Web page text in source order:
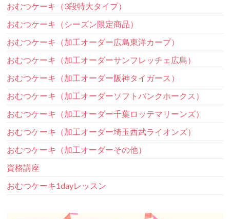
おむつケーキ（3段特大タイプ）
おむつケーキ（シーズン限定商品）
おむつケーキ（加工オーダー広島東洋カープ）
おむつケーキ（加工オーダーサンフレッチェ広島）
おむつケーキ（加工オーダー阪神タイガース）
おむつケーキ（加工オーダーソフトバンクホークス）
おむつケーキ（加工オーダー千葉ロッテマリーンズ）
おむつケーキ（加工オーダー埼玉西武ライオンズ）
おむつケーキ（加工オーダーその他）
資格講座
おむつケーキ1dayレッスン